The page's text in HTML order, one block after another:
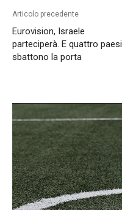
Articolo precedente
Eurovision, Israele
parteciperà. E quattro paesi
sbattono la porta